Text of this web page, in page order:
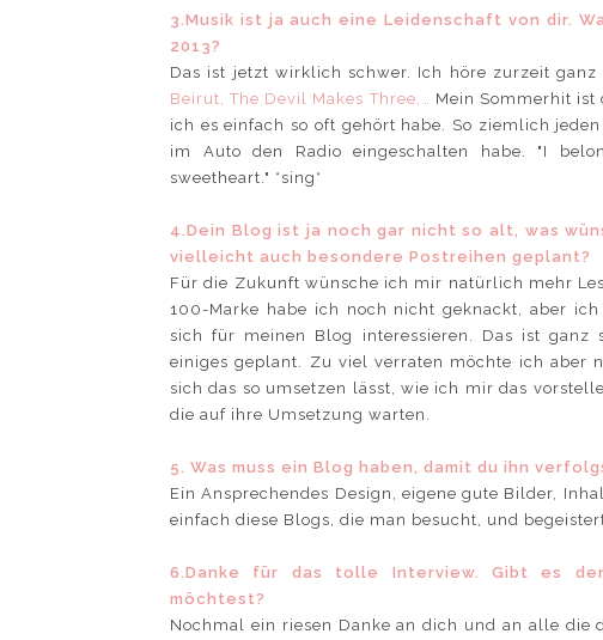
3.Musik ist ja auch eine Leidenschaft von dir.
2013?
Das ist jetzt wirklich schwer. Ich höre zurzeit ganz
Beirut, The Devil Makes Three,…
Mein Sommerhit ist
ich es einfach so oft gehört habe. So ziemlich
im Auto den Radio eingeschalten habe. "I
sweetheart." *sing*
4.Dein Blog ist ja noch gar nicht so alt, was
vielleicht auch besondere Postreihen geplant?
Für die Zukunft wünsche ich mir natürlich mehr
100-Marke habe ich noch nicht geknackt, aber
sich für meinen Blog interessieren. Das ist ganz
einiges geplant. Zu viel verraten möchte ich
sich das so umsetzen lässt, wie ich mir das
die auf ihre Umsetzung warten.
5. Was muss ein Blog haben, damit du ihn
Ein Ansprechendes Design, eigene gute Bilder,
einfach diese Blogs, die man besucht, und
6.Danke für das tolle Interview. Gibt es
möchtest?
Nochmal ein riesen Danke an dich und an alle die